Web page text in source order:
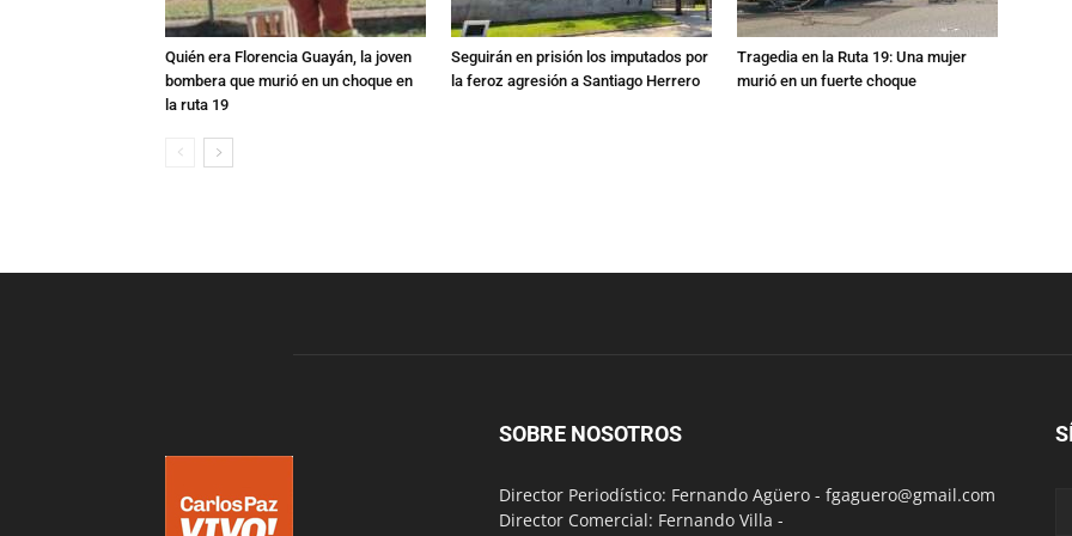
Quién era Florencia Guayán, la joven
bombera que murió en un choque en
la ruta 19
Seguirán en prisión los imputados por
la feroz agresión a Santiago Herrero
Tragedia en la Ruta 19: Una mujer
murió en un fuerte choque
SOBRE NOSOTROS
Director Periodístico: Fernando Agüero - fgaguero@gmail.com
Director Comercial: Fernando Villa -